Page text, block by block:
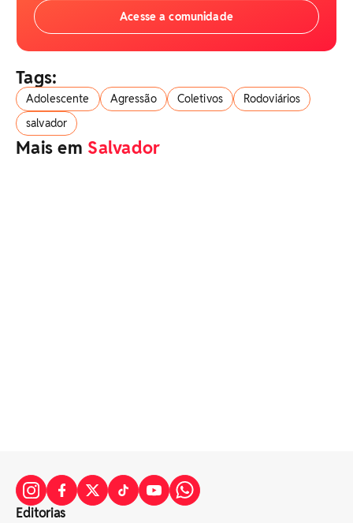
Acesse a comunidade
Tags:
Adolescente Agressão Coletivos
Rodoviários
salvador
Mais em Salvador
Editorias